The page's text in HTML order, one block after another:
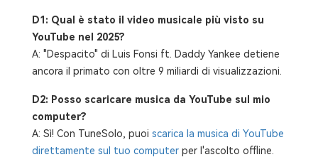
D1: Qual è stato il video musicale più visto su
YouTube nel 2025?
A: "Despacito" di Luis Fonsi ft. Daddy Yankee detiene
ancora il primato con oltre 9 miliardi di visualizzazioni.
D2: Posso scaricare musica da YouTube sul mio
computer?
A: Sì! Con TuneSolo, puoi scarica la musica di YouTube
direttamente sul tuo computerper l'ascolto offline.